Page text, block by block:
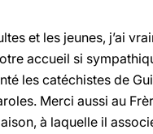
et les jeunes, j’ai
accueil si
les catéchistes de
Merci aussi au
à laquelle il